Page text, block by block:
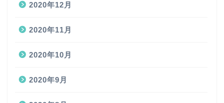
2020年12月
2020年11月
2020年10月
2020年9月